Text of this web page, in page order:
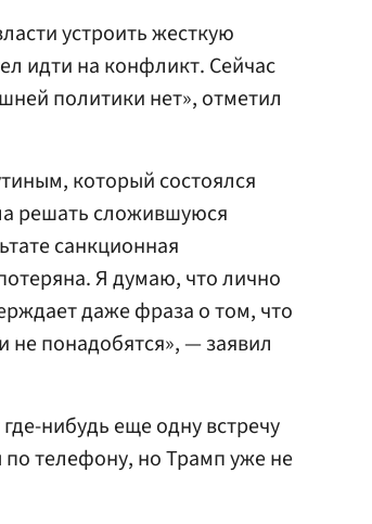
устроить жесткую
идти на конфликт. Сейчас
политики нет», отметил
который состоялся
решать сложившуюся
санкционная
Я думаю, что лично
даже фраза о том, что
не понадобятся», — заявил
нибудь еще одну встречу
телефону, но Трамп уже не